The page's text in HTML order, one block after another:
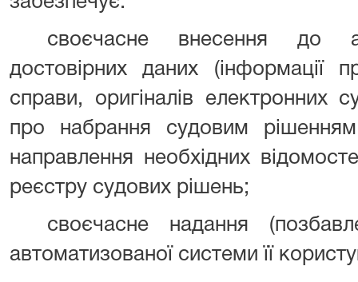
своєчасне внесення до
достовірних даних (інформації
справи, оригіналів електронних
про набрання судовим
направлення необхідних
реєстру судових рішень;
своєчасне надання
автоматизованої системи її